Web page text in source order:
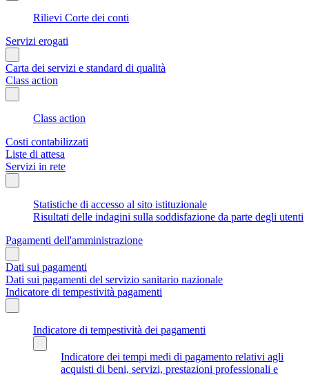
Rilievi Corte dei conti
Servizi erogati
Carta dei servizi e standard di qualità
Class action
Class action
Costi contabilizzati
Liste di attesa
Servizi in rete
Statistiche di accesso al sito istituzionale
Risultati delle indagini sulla soddisfazione da parte degli utenti
Pagamenti dell'amministrazione
Dati sui pagamenti
Dati sui pagamenti del servizio sanitario nazionale
Indicatore di tempestività pagamenti
Indicatore di tempestività dei pagamenti
Indicatore dei tempi medi di pagamento relativi agli
acquisti di beni, servizi, prestazioni professionali e